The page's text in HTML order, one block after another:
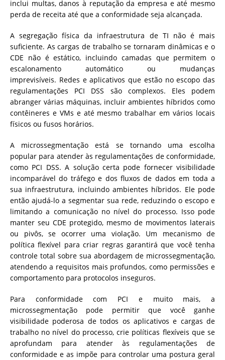
inclui multas, danos à reputação da empresa e até mesmo
perda de receita até que a conformidade seja alcançada.
A segregação física da infraestrutura de TI não é mais
suficiente. As cargas de trabalho se tornaram dinâmicas e o
CDE não é estático, incluindo camadas que permitem o
escalonamento automático ou mudanças
imprevisíveis. Redes e aplicativos que estão no escopo das
regulamentações PCI DSS são complexos. Eles podem
abranger várias máquinas, incluir ambientes híbridos como
contêineres e VMs e até mesmo trabalhar em vários locais
físicos ou fusos horários.
A microssegmentação está se tornando uma escolha
popular para atender às regulamentações de conformidade,
como PCI DSS. A solução certa pode fornecer visibilidade
incomparável do tráfego e dos fluxos de dados em toda a
sua infraestrutura, incluindo ambientes híbridos. Ele pode
então ajudá-lo a segmentar sua rede, reduzindo o escopo e
limitando a comunicação no nível do processo. Isso pode
manter seu CDE protegido, mesmo de movimentos laterais
ou pivôs, se ocorrer uma violação. Um mecanismo de
política flexível para criar regras garantirá que você tenha
controle total sobre sua abordagem de microssegmentação,
atendendo a requisitos mais profundos, como permissões e
comportamento para protocolos inseguros.
Para conformidade com PCI e muito mais, a
microssegmentação pode permitir que você ganhe
visibilidade poderosa de todos os aplicativos e cargas de
trabalho no nível do processo, crie políticas flexíveis que se
aprofundam para atender às regulamentações de
conformidade e as impõe para controlar uma postura geral